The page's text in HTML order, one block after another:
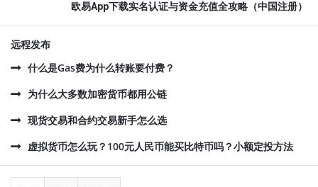
欧易App下载实名认证与资金充值全攻略（中国注册）
远程发布
什么是Gas费为什么转账要付费？
为什么大多数加密货币都用公链
现货交易和合约交易新手怎么选
虚拟货币怎么玩？100元人民币能买比特币吗？小额定投方法
侧